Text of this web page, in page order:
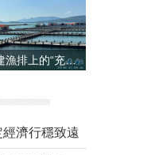
探訪福建漁排上的“充電寶”
濟行穩致遠